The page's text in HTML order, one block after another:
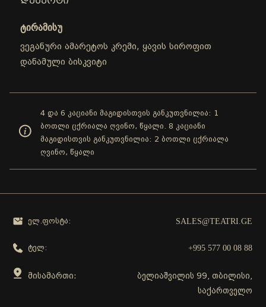
ტირამისუ
ვეგანური ამარეტოს კრემი, ყავის სიროფით
დანამული ბისკვიტი
4 და 6 კაციანი მაგიდისთვის განკუთვნილია: 1
ბოთლი ცქრიალა ღვინო, წყალი. 8 კაციანი
მაგიდისთვის განკუთვნილია: 2 ბოთლი ცქრიალა
ღვინო, წყალი
ელ.ფოსტა: SALES@TEATRI.GE
ტელ: +995 577 00 08 88
მისამართი:
ბელიაშვილის 99, თბილისი,
საქართველო